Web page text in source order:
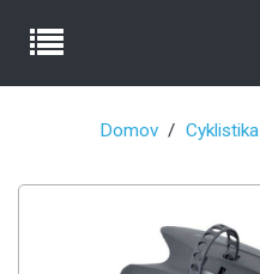
Domov Cyklistika